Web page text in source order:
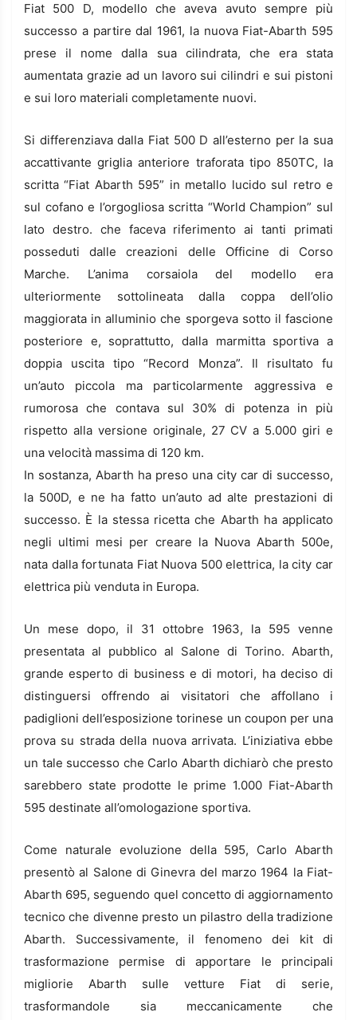
Fiat 500 D, modello che aveva avuto sempre più
successo a partire dal 1961, la nuova Fiat-Abarth 595
prese il nome dalla sua cilindrata, che era stata
aumentata grazie ad un lavoro sui cilindri e sui pistoni
e sui loro materiali completamente nuovi.
Si differenziava dalla Fiat 500 D all’esterno per la sua
accattivante griglia anteriore traforata tipo 850TC, la
scritta “Fiat Abarth 595” in metallo lucido sul retro e
sul cofano e l’orgogliosa scritta “World Champion” sul
lato destro. che faceva riferimento ai tanti primati
posseduti dalle creazioni delle Officine di Corso
Marche. L’anima corsaiola del modello era
ulteriormente sottolineata dalla coppa dell’olio
maggiorata in alluminio che sporgeva sotto il fascione
posteriore e, soprattutto, dalla marmitta sportiva a
doppia uscita tipo “Record Monza”. Il risultato fu
un’auto piccola ma particolarmente aggressiva e
rumorosa che contava sul 30% di potenza in più
rispetto alla versione originale, 27 CV a 5.000 giri e
una velocità massima di 120 km.
In sostanza, Abarth ha preso una city car di successo,
la 500D, e ne ha fatto un’auto ad alte prestazioni di
successo. È la stessa ricetta che Abarth ha applicato
negli ultimi mesi per creare la Nuova Abarth 500e,
nata dalla fortunata Fiat Nuova 500 elettrica, la city car
elettrica più venduta in Europa.
Un mese dopo, il 31 ottobre 1963, la 595 venne
presentata al pubblico al Salone di Torino. Abarth,
grande esperto di business e di motori, ha deciso di
distinguersi offrendo ai visitatori che affollano i
padiglioni dell’esposizione torinese un coupon per una
prova su strada della nuova arrivata. L’iniziativa ebbe
un tale successo che Carlo Abarth dichiarò che presto
sarebbero state prodotte le prime 1.000 Fiat-Abarth
595 destinate all’omologazione sportiva.
Come naturale evoluzione della 595, Carlo Abarth
presentò al Salone di Ginevra del marzo 1964 la Fiat-
Abarth 695, seguendo quel concetto di aggiornamento
tecnico che divenne presto un pilastro della tradizione
Abarth. Successivamente, il fenomeno dei kit di
trasformazione permise di apportare le principali
migliorie Abarth sulle vetture Fiat di serie,
trasformandole sia meccanicamente che